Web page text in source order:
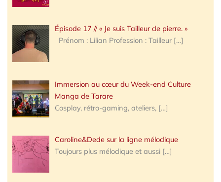
Épisode 17 // « Je suis Tailleur de pierre. »
Prénom : Lilian Profession : Tailleur […]
Immersion au cœur du Week-end Culture
Manga de Tarare
Cosplay, rétro-gaming, ateliers, […]
Caroline&Dede sur la ligne mélodique
Toujours plus mélodique et aussi […]